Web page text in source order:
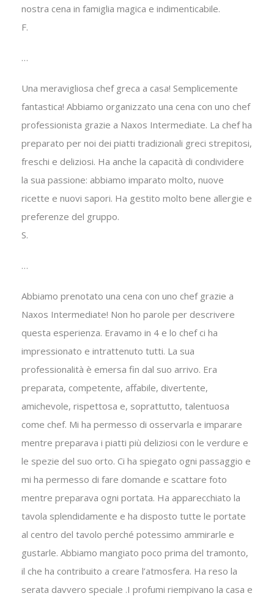
nostra cena in famiglia magica e indimenticabile.
F.
…
Una meravigliosa chef greca a casa! Semplicemente
fantastica! Abbiamo organizzato una cena con uno chef
professionista grazie a Naxos Intermediate. La chef ha
preparato per noi dei piatti tradizionali greci strepitosi,
freschi e deliziosi. Ha anche la capacità di condividere
la sua passione: abbiamo imparato molto, nuove
ricette e nuovi sapori. Ha gestito molto bene allergie e
preferenze del gruppo.
S.
…
Abbiamo prenotato una cena con uno chef grazie a
Naxos Intermediate! Non ho parole per descrivere
questa esperienza. Eravamo in 4 e lo chef ci ha
impressionato e intrattenuto tutti. La sua
professionalità è emersa fin dal suo arrivo. Era
preparata, competente, affabile, divertente,
amichevole, rispettosa e, soprattutto, talentuosa
come chef. Mi ha permesso di osservarla e imparare
mentre preparava i piatti più deliziosi con le verdure e
le spezie del suo orto. Ci ha spiegato ogni passaggio e
mi ha permesso di fare domande e scattare foto
mentre preparava ogni portata. Ha apparecchiato la
tavola splendidamente e ha disposto tutte le portate
al centro del tavolo perché potessimo ammirarle e
gustarle. Abbiamo mangiato poco prima del tramonto,
il che ha contribuito a creare l’atmosfera. Ha reso la
serata davvero speciale .I profumi riempivano la casa e